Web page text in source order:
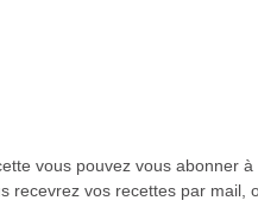
vous pouvez vous abonner
recevrez vos recettes par mail,